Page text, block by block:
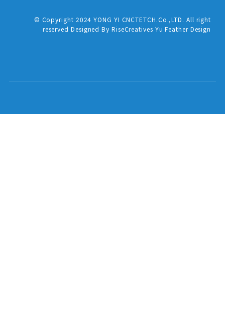
© Copyright 2024 YONG YI CNCTETCH.Co.,LTD. All right
reserved Designed By RiseCreatives Yu Feather Design